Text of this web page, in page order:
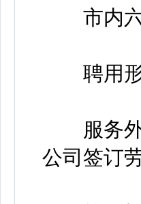
市内六
聘用形
服务外
公司签订